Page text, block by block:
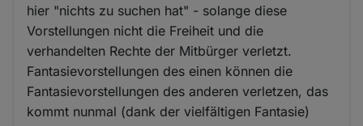
hier "nichts zu suchen hat" - solange diese
Vorstellungen nicht die Freiheit und die
verhandelten Rechte der Mitbürger verletzt.
Fantasievorstellungen des einen können die
Fantasievorstellungen des anderen verletzen, das
kommt nunmal (dank der vielfältigen Fantasie)